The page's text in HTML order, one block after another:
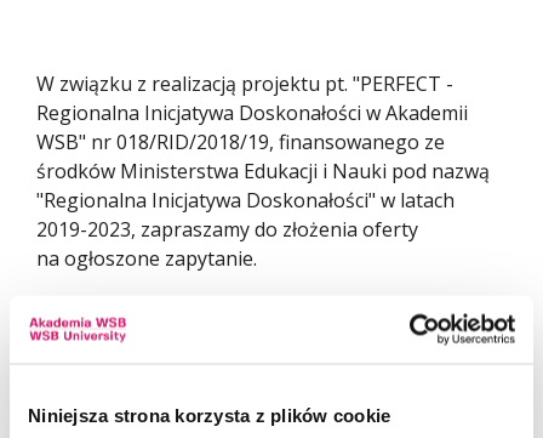
Niniejsza strona korzysta z plików cookie
W związku z realizacją projektu pt. "PERFECT -
Regionalna Inicjatywa Doskonałości w Akademii
WSB" nr 018/RID/2018/19, finansowanego ze
środków Ministerstwa Edukacji i Nauki pod nazwą
"Regionalna Inicjatywa Doskonałości" w latach
2019-2023, zapraszamy do złożenia oferty
na ogłoszone zapytanie.
Pełna treść ogłoszenia znajduje się w załącznikach
poniżej.
2023 r. do godz. 10:00 na adres email: